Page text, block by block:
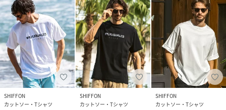
SHIFFON
カットソー・Tシャツ
SHIFFON
カットソー・Tシャツ
SHIFFON
カットソー・Tシャツ